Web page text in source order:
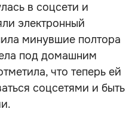
в соцсети и
электронный
минувшие полтора
под домашним
что теперь ей
соцсетями и быть